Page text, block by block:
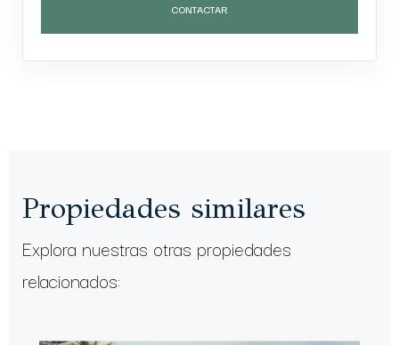
CONTACTAR
Propiedades similares
Explora nuestras otras propiedades
relacionados: